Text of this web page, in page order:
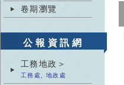
卷期瀏覽
公報資訊網
工務地政＞
工務處, 地政處